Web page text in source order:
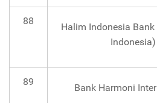
88
Halim Indonesia Bank
Indonesia)
89
Bank Harmoni